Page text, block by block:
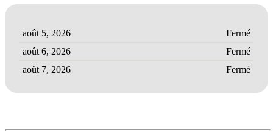
août 5, 2026
Fermé
août 6, 2026
Fermé
août 7, 2026
Fermé